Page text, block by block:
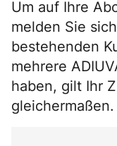
Um auf Ihre
melden Sie
bestehenden
mehrere
haben, gilt Ihr
gleichermaßen.